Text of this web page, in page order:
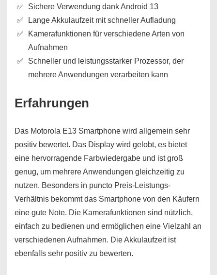
Sichere Verwendung dank Android 13
Lange Akkulaufzeit mit schneller Aufladung
Kamerafunktionen für verschiedene Arten von
Aufnahmen
Schneller und leistungsstarker Prozessor, der
mehrere Anwendungen verarbeiten kann
Erfahrungen
Das Motorola E13 Smartphone wird allgemein sehr
positiv bewertet. Das Display wird gelobt, es bietet
eine hervorragende Farbwiedergabe und ist groß
genug, um mehrere Anwendungen gleichzeitig zu
nutzen. Besonders in puncto Preis-Leistungs-
Verhältnis bekommt das Smartphone von den Käufern
eine gute Note. Die Kamerafunktionen sind nützlich,
einfach zu bedienen und ermöglichen eine Vielzahl an
verschiedenen Aufnahmen. Die Akkulaufzeit ist
ebenfalls sehr positiv zu bewerten.